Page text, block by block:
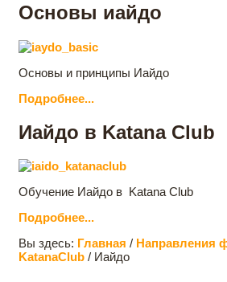
Основы иайдо
Основы и принципы Иайдо
Подробнее...
Иайдо в Katana Club
Обучение Иайдо в Katana Club
Подробнее...
Вы здесь: Главная / Направления
KatanaClub / Иайдо